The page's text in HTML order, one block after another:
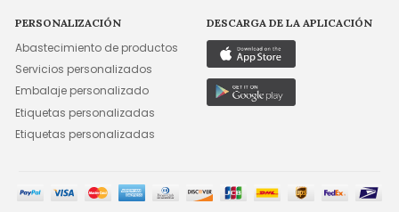
PERSONALIZACIÓN
Abastecimiento de productos
Servicios personalizados
Embalaje personalizado
Etiquetas personalizadas
Etiquetas personalizadas
DESCARGA DE LA APLICACIÓN